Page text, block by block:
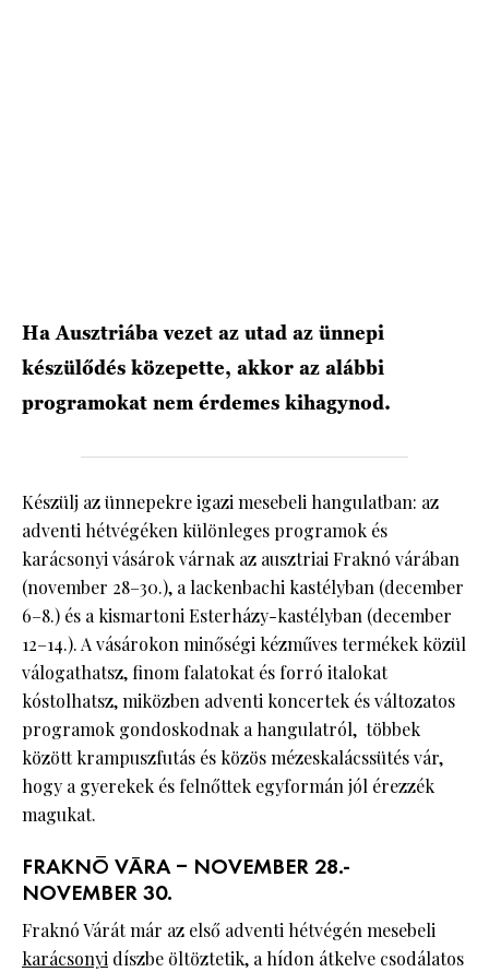
Ha Ausztriába vezet az utad az ünnepi
készülődés közepette, akkor az alábbi
programokat nem érdemes kihagynod.
Készülj az ünnepekre igazi mesebeli hangulatban: az
adventi hétvégéken különleges programok és
karácsonyi vásárok várnak az ausztriai Fraknó várában
(november 28–30.), a lackenbachi kastélyban (december
6–8.) és a kismartoni Esterházy-kastélyban (december
12–14.). A vásárokon minőségi kézműves termékek közül
válogathatsz, finom falatokat és forró italokat
kóstolhatsz, miközben adventi koncertek és változatos
programok gondoskodnak a hangulatról, többek
között krampuszfutás és közös mézeskalácssütés vár,
hogy a gyerekek és felnőttek egyformán jól érezzék
magukat.
FRAKNÓ VÁRA – NOVEMBER 28.-
NOVEMBER 30.
Fraknó Várát már az első adventi hétvégén mesebeli
karácsonyi díszbe öltöztetik, a hídon átkelve csodálatos